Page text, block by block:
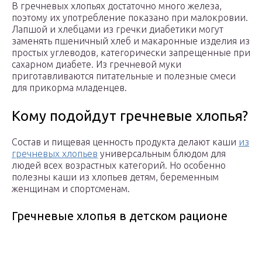
В гречневых хлопьях достаточно много железа,
поэтому их употребление показано при малокровии.
Лапшой и хлебцами из гречки диабетики могут
заменять пшеничный хлеб и макаронные изделия из
простых углеводов, категорически запрещенные при
сахарном диабете. Из гречневой муки
приготавливаются питательные и полезные смеси
для прикорма младенцев.
Кому подойдут гречневые хлопья?
Состав и пищевая ценность продукта делают каши из
гречневых хлопьев универсальным блюдом для
людей всех возрастных категорий. Но особенно
полезны каши из хлопьев детям, беременным
женщинам и спортсменам.
Гречневые хлопья в детском рационе